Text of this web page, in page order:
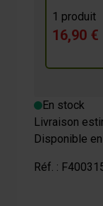
1 produit
16,90 €
En stock
Livraison
Disponible
Réf. :